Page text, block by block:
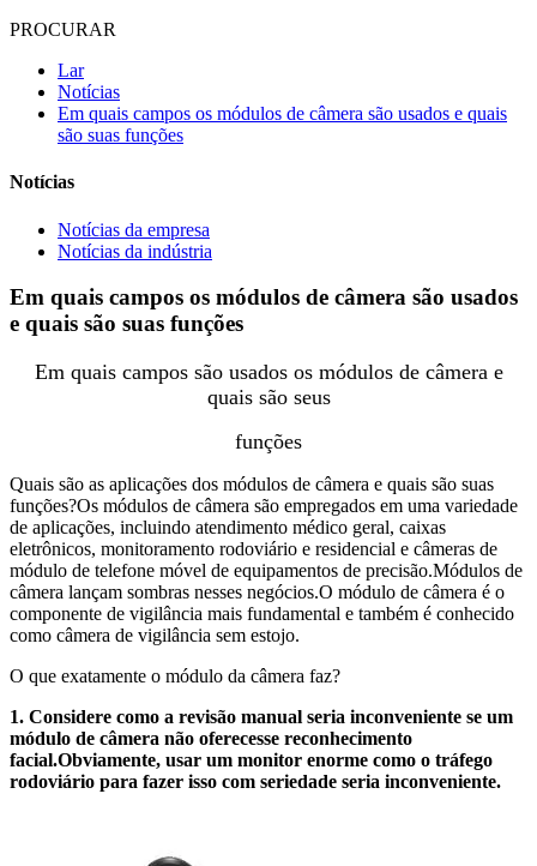
PROCURAR
Lar
Notícias
Em quais campos os módulos de câmera são usados ​​e quais
são suas funções
Notícias
Notícias da empresa
Notícias da indústria
Em quais campos os módulos de câmera são usados ​​
e quais são suas funções
Em quais campos são usados ​​os módulos de câmera e
quais são seus
funções
Quais são as aplicações dos módulos de câmera e quais são suas
funções?Os módulos de câmera são empregados em uma variedade
de aplicações, incluindo atendimento médico geral, caixas
eletrônicos, monitoramento rodoviário e residencial e câmeras de
módulo de telefone móvel de equipamentos de precisão.Módulos de
câmera lançam sombras nesses negócios.O módulo de câmera é o
componente de vigilância mais fundamental e também é conhecido
como câmera de vigilância sem estojo.
O que exatamente o módulo da câmera faz?
1. Considere como a revisão manual seria inconveniente se um
módulo de câmera não oferecesse reconhecimento
facial.Obviamente, usar um monitor enorme como o tráfego
rodoviário para fazer isso com seriedade seria inconveniente.